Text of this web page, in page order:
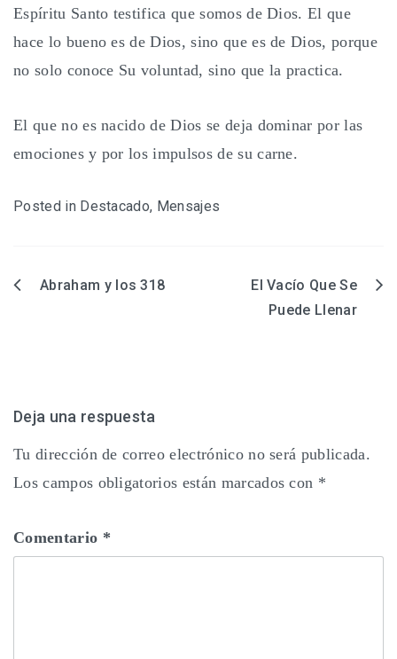
Espíritu Santo testifica que somos de Dios. El que
hace lo bueno es de Dios, sino que es de Dios, porque
no solo conoce Su voluntad, sino que la practica.
El que no es nacido de Dios se deja dominar por las
emociones y por los impulsos de su carne.
Posted in Destacado, Mensajes
Navegación
Abraham y los 318
El Vacío Que Se
Puede Llenar
Deja una respuesta
Tu dirección de correo electrónico no será publicada.
Los campos obligatorios están marcados con *
Comentario *